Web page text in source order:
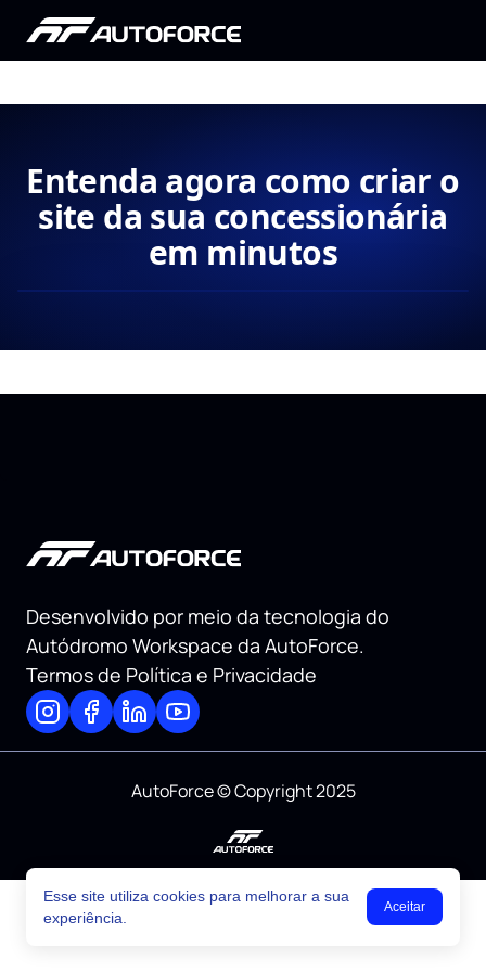
Entenda agora como criar o
site da sua concessionária
em minutos
Desenvolvido por meio da tecnologia do
Autódromo Workspace da AutoForce.
Termos de Política e Privacidade
AutoForce © Copyright 2025
Esse site utiliza cookies para melhorar a sua
experiência.
Aceitar